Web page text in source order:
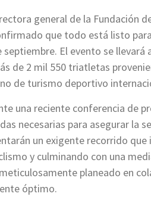
general de la Fundación
que todo está listo
septiembre. El evento se llevará
de 2 mil 550 triatletas
de turismo deportivo
una reciente conferencia de
necesarias para asegurar la
un exigente recorrido
y culminando con una
planeado en
óptimo.